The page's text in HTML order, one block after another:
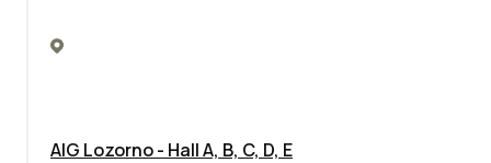
AIG Lozorno - Hall A, B, C, D, E